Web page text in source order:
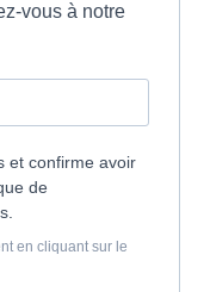
vous à notre
et confirme avoir
de
en cliquant sur le